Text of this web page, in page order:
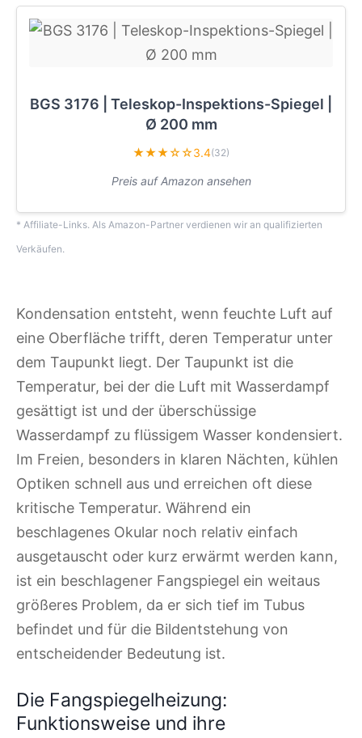
BGS 3176 | Teleskop-Inspektions-Spiegel |
Ø 200 mm
★★★☆☆3.4(32)
Preis auf Amazon ansehen
* Affiliate-Links. Als Amazon-Partner verdienen wir an qualifizierten
Verkäufen.
Kondensation entsteht, wenn feuchte Luft auf
eine Oberfläche trifft, deren Temperatur unter
dem Taupunkt liegt. Der Taupunkt ist die
Temperatur, bei der die Luft mit Wasserdampf
gesättigt ist und der überschüssige
Wasserdampf zu flüssigem Wasser kondensiert.
Im Freien, besonders in klaren Nächten, kühlen
Optiken schnell aus und erreichen oft diese
kritische Temperatur. Während ein
beschlagenes Okular noch relativ einfach
ausgetauscht oder kurz erwärmt werden kann,
ist ein beschlagener Fangspiegel ein weitaus
größeres Problem, da er sich tief im Tubus
befindet und für die Bildentstehung von
entscheidender Bedeutung ist.
Die Fangspiegelheizung:
Funktionsweise und ihre